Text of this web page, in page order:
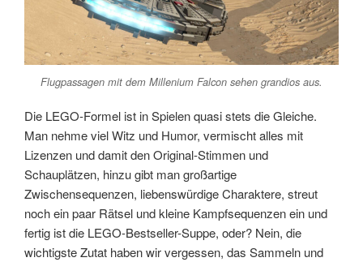
Flugpassagen mit dem Millenium Falcon sehen grandios aus.
Die LEGO-Formel ist in Spielen quasi stets die Gleiche.
Man nehme viel Witz und Humor, vermischt alles mit
Lizenzen und damit den Original-Stimmen und
Schauplätzen, hinzu gibt man großartige
Zwischensequenzen, liebenswürdige Charaktere, streut
noch ein paar Rätsel und kleine Kampfsequenzen ein und
fertig ist die LEGO-Bestseller-Suppe, oder? Nein, die
wichtigste Zutat haben wir vergessen, das Sammeln und